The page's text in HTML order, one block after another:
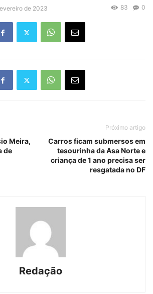
de 2023 0
83
Meira,
de
Próximo artigo
Carros ficam submersos em
tesourinha da Asa Norte e
criança de 1 ano precisa ser
resgatada no DF
Redação